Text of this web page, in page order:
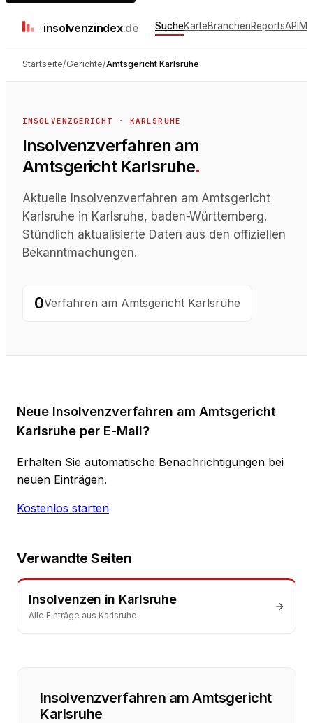
insolvenzindex.de SucheKarteBranchenReportsAPI
Startseite/Gerichte/Amtsgericht Karlsruhe
INSOLVENZGERICHT · KARLSRUHE
Insolvenzverfahrenam
Amtsgericht Karlsruhe.
Aktuelle Insolvenzverfahren am Amtsgericht
Karlsruhe in Karlsruhe, baden-Württemberg.
Stündlich aktualisierte Daten aus den offiziellen
Bekanntmachungen.
0Verfahren am Amtsgericht Karlsruhe
Neue Insolvenzverfahren am Amtsgericht
Karlsruhe per E-Mail?
Erhalten Sie automatische Benachrichtigungen bei
neuen Einträgen.
Kostenlos starten
Verwandte Seiten
Insolvenzen in Karlsruhe
Alle Einträge aus Karlsruhe
Insolvenzverfahren am Amtsgericht
Karlsruhe